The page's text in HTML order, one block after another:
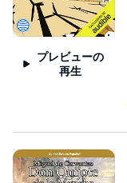
プレビューの
再生